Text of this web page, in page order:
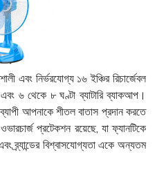
নির্ভরযোগ্য ১৬ ইঞ্চির রিচার্জেবল
৬ থেকে ৮ ঘণ্টা ব্যাটারি ব্যাকআপ।
আপনাকে শীতল বাতাস প্রদান করতে
প্রটেকশন রয়েছে, যা ফ্যানটিকে
বিশ্বাসযোগ্যতা একে অন্যতম